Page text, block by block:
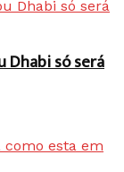
Dhabi só será